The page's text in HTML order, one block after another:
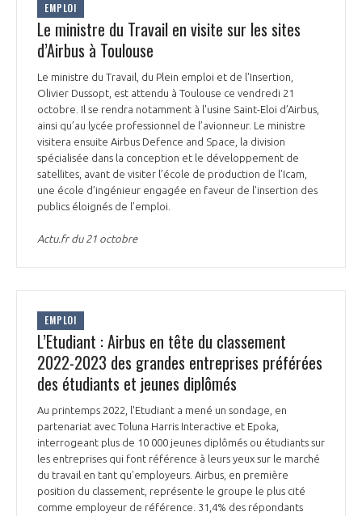
EMPLOI
Le ministre du Travail en visite sur les sites
d’Airbus à Toulouse
Le ministre du Travail, du Plein emploi et de l'Insertion,
Olivier Dussopt, est attendu à Toulouse ce vendredi 21
octobre. Il se rendra notamment à l'usine Saint-Eloi d’Airbus,
ainsi qu’au lycée professionnel de l’avionneur. Le ministre
visitera ensuite Airbus Defence and Space, la division
spécialisée dans la conception et le développement de
satellites, avant de visiter l’école de production de l’Icam,
une école d’ingénieur engagée en faveur de l’insertion des
publics éloignés de l’emploi.
Actu.fr du 21 octobre
EMPLOI
L’Etudiant : Airbus en tête du classement
2022-2023 des grandes entreprises préférées
des étudiants et jeunes diplômés
Au printemps 2022, l'Etudiant a mené un sondage, en
partenariat avec Toluna Harris Interactive et Epoka,
interrogeant plus de 10 000 jeunes diplômés ou étudiants sur
les entreprises qui font référence à leurs yeux sur le marché
du travail en tant qu'employeurs. Airbus, en première
position du classement, représente le groupe le plus cité
comme employeur de référence. 31,4% des répondants